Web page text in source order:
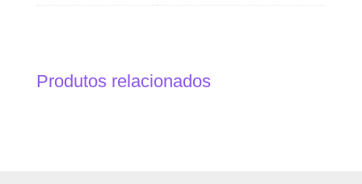
Produtos relacionados